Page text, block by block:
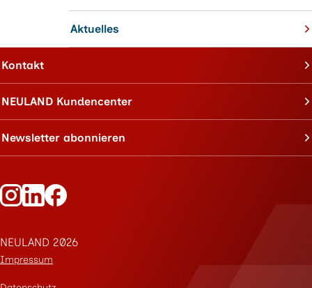
Aktuelles
Kontakt
NEULAND Kundencenter
Newsletter abonnieren
NEULAND 2026
Impressum
Folge Neuland auf Instagram
Folge Neuland auf LinkedIn
Folge Neuland auf Facebook